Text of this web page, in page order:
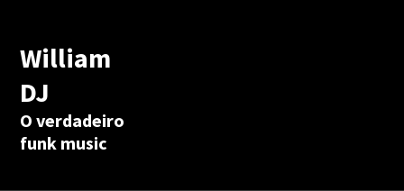
William
DJ
O verdadeiro
funk music